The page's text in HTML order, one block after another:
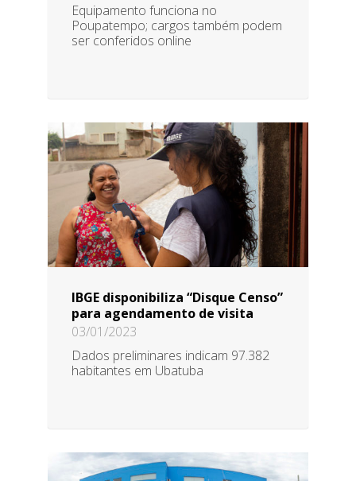
Equipamento funciona no
Poupatempo; cargos também podem
ser conferidos online
IBGE disponibiliza “Disque Censo”
para agendamento de visita
03/01/2023
Dados preliminares indicam 97.382
habitantes em Ubatuba